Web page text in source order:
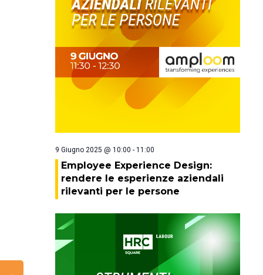
9 Giugno 2025 @ 10:00 - 11:00
Employee Experience Design:
rendere le esperienze aziendali
rilevanti per le persone